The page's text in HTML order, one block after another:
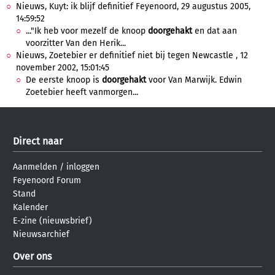
Nieuws, Kuyt: ik blijf definitief Feyenoord, 29 augustus 2005,
14:59:52
..."Ik heb voor mezelf de knoop doorgehakten dat aan
voorzitter Van den Herik...
Nieuws, Zoetebier er definitief niet bij tegen Newcastle , 12
november 2002, 15:01:45
De eerste knoop is doorgehaktvoor Van Marwijk. Edwin
Zoetebier heeft vanmorgen...
Direct naar
Aanmelden / inloggen
Feyenoord Forum
Stand
Kalender
E-zine (nieuwsbrief)
Nieuwsarchief
Over ons